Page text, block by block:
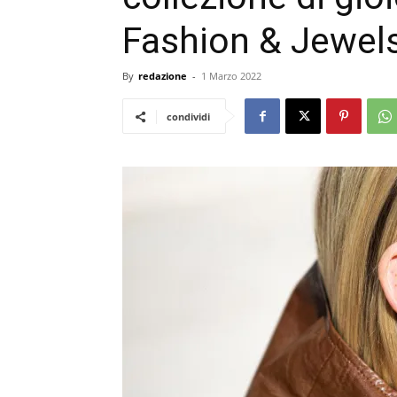
Fashion &
By redazione - 1 Marzo 2022
condividi